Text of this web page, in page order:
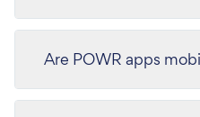
Are POWR apps